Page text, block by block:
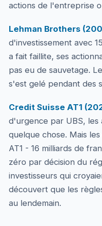
actions de l'entreprise
Lehman Brothers
d'investissement avec
a fait faillite, ses
pas eu de sauvetage.
s'est gelé pendant des
Credit Suisse AT1
d'urgence par UBS, les
quelque chose. Mais
AT1 - 16 milliards de
zéro par décision du
investisseurs qui
découvert que les
au lendemain.